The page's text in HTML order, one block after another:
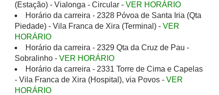
(Estação) - Vialonga - Circular - VER HORÁRIO
Horário da carreira - 2328 Póvoa de Santa Iria (Qta
Piedade) - Vila Franca de Xira (Terminal) - VER
HORÁRIO
Horário da carreira - 2329 Qta da Cruz de Pau -
Sobralinho - VER HORÁRIO
Horário da carreira - 2331 Torre de Cima e Capelas
- Vila Franca de Xira (Hospital), via Povos - VER
HORÁRIO